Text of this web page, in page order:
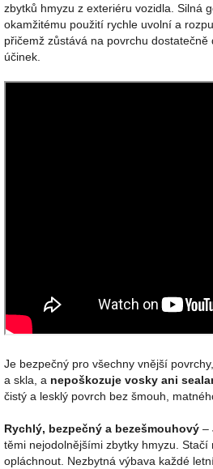
zbytků hmyzu z exteriéru vozidla. Silná
okamžitému použití rychle uvolní a
přičemž zůstává na povrchu
účinek.
Je bezpečný pro všechny vnější
a skla, a nepoškozuje vosky ani
čistý a lesklý povrch bez šmouh,
Rychlý, bezpečný a bezešmouhový –
těmi nejodolnějšími zbytky hmyzu.
opláchnout. Nezbytná výbava každé